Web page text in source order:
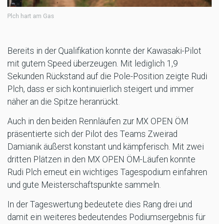
Plch hart am Gas
Bereits in der Qualifikation konnte der Kawasaki-Pilot
mit gutem Speed überzeugen. Mit lediglich 1,9
Sekunden Rückstand auf die Pole-Position zeigte Rudi
Plch, dass er sich kontinuierlich steigert und immer
näher an die Spitze heranrückt.
Auch in den beiden Rennläufen zur MX OPEN ÖM
präsentierte sich der Pilot des Teams Zweirad
Damianik äußerst konstant und kämpferisch. Mit zwei
dritten Plätzen in den MX OPEN ÖM-Läufen konnte
Rudi Plch erneut ein wichtiges Tagespodium einfahren
und gute Meisterschaftspunkte sammeln.
In der Tageswertung bedeutete dies Rang drei und
damit ein weiteres bedeutendes Podiumsergebnis für